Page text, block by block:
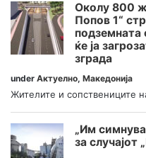
Околу 800
Попов 1“
подземната
ќе ја
зграда
under Актуелно, Македонија
Жителите и сопствениците
„Им
за случајот